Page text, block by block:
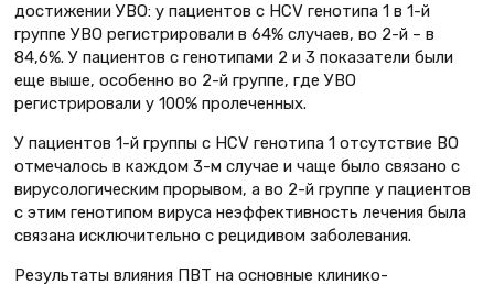
достижении УВО: у пациентов с HCV генотипа 1 в 1-й
группе УВО регистрировали в 64% случаев, во 2-й – в
84,6%. У пациентов с генотипами 2 и 3 показатели были
еще выше, особенно во 2-й группе, где УВО
регистрировали у 100% пролеченных.
У пациентов 1-й группы с HCV генотипа 1 отсутствие ВО
отмечалось в каждом 3-м случае и чаще было связано с
вирусологическим прорывом, а во 2-й группе у пациентов
с этим генотипом вируса неэффективность лечения была
связана исключительно с рецидивом заболевания.
Результаты влияния ПВТ на основные клинико-